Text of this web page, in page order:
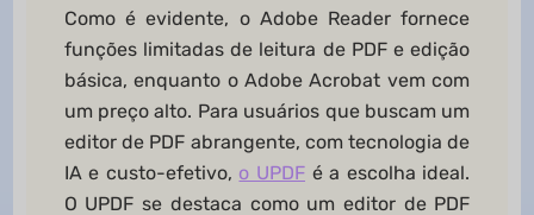
Como é evidente, o Adobe Reader fornece
funções limitadas de leitura de PDF e edição
básica, enquanto o Adobe Acrobat vem com
um preço alto. Para usuários que buscam um
editor de PDF abrangente, com tecnologia de
IA e custo-efetivo, o UPDF é a escolha ideal.
O UPDF se destaca como um editor de PDF